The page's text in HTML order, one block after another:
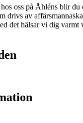
oss på Åhléns blir du
drivs av
det hälsar vi dig varmt